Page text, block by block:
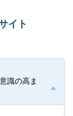
イト
識の高ま